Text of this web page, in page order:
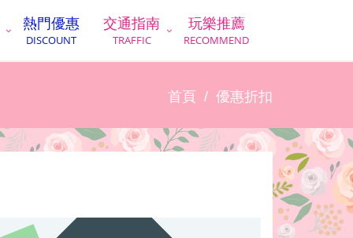
熱門優惠
DISCOUNT
交通指南
TRAFFIC
玩樂推薦
RECOMMEND
首頁 優惠折扣